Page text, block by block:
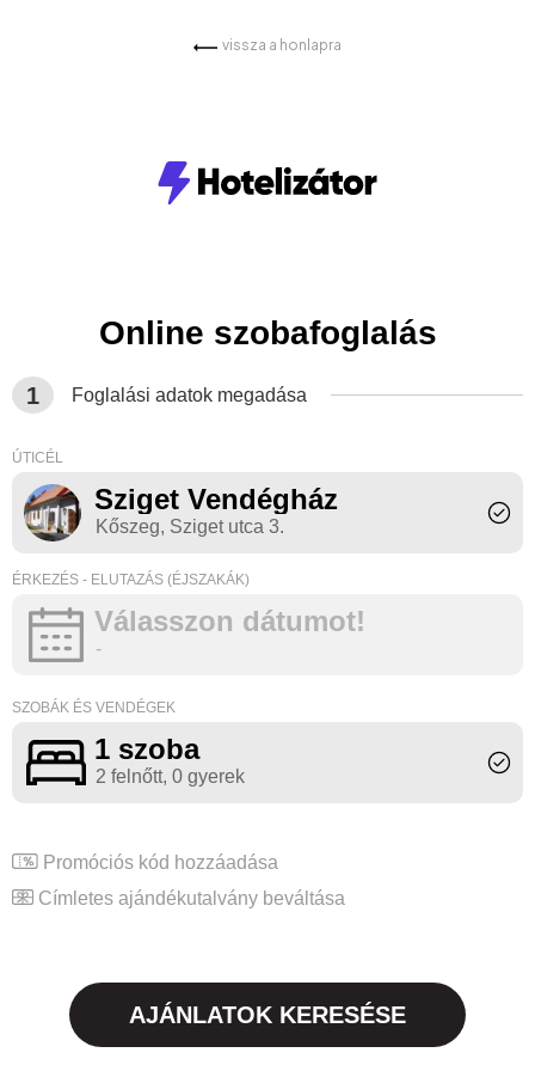
vissza a honlapra
Online szobafoglalás
1 Foglalási adatok megadása
ÚTICÉL
Sziget Vendégház
Kőszeg, Sziget utca 3.
ÉRKEZÉS - ELUTAZÁS (ÉJSZAKÁK)
Válasszon dátumot!
-
SZOBÁK ÉS VENDÉGEK
1 szoba
2 felnőtt, 0 gyerek
Promóciós kód hozzáadása
Címletes ajándékutalvány beváltása
AJÁNLATOK KERESÉSE